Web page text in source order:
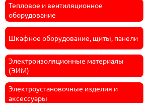
Тепловое и вентиляционное
оборудование
Шкафное оборудование, щиты, панели
Электроизоляционные материалы
(ЭИМ)
Электроустановочные изделия и
аксессуары